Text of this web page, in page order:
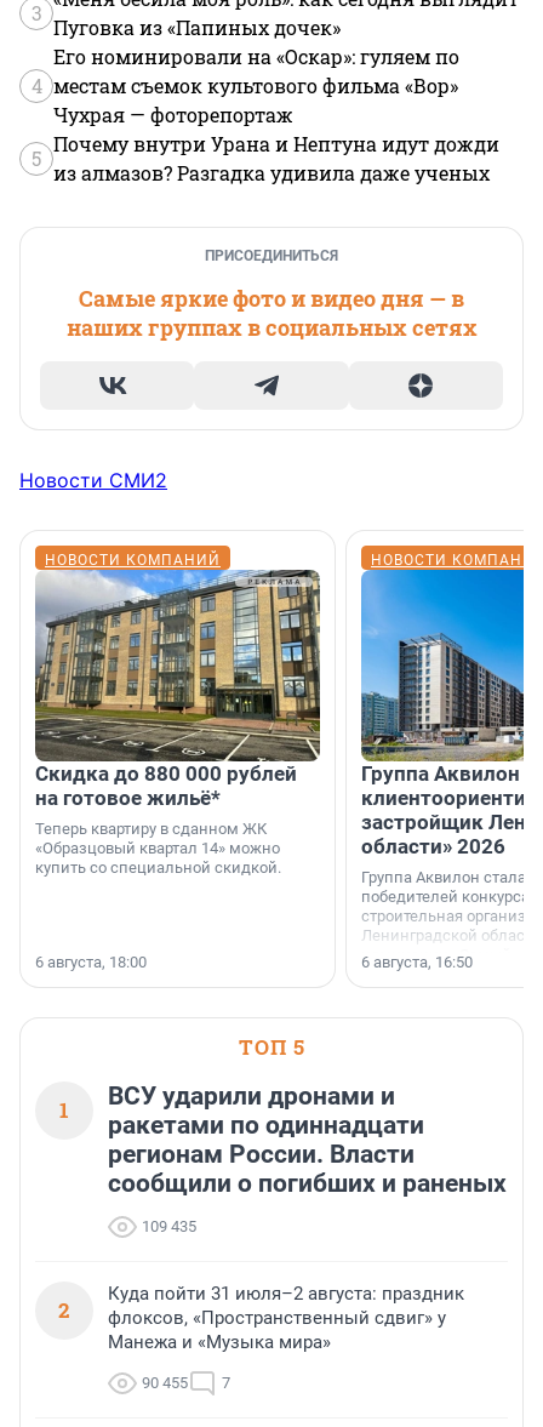
3
Пуговка из «Папиных дочек»
4
Его номинировали на «Оскар»: гуляем по
местам съемок культового фильма «Вор»
Чухрая — фоторепортаж
5
Почему внутри Урана и Нептуна идут дожди
из алмазов? Разгадка удивила даже ученых
ПРИСОЕДИНИТЬСЯ
Самые яркие фото и видео дня — в
наших группах в социальных сетях
Новости СМИ2
НОВОСТИ КОМПАНИЙ
Скидка до 880 000 рублей
на готовое жильё*
Теперь квартиру в сданном ЖК
«Образцовый квартал 14» можно
купить со специальной скидкой.
6 августа, 18:00
НОВОСТИ
Группа Аквилон
застройщик
области» 2026
Группа Аквилон стала
победителей конкурса
строительная
Ленинградской области
номинации «Самый
застройщик
области».
6 августа, 16:50
ТОП 5
1
ВСУ ударили дронами и
ракетами по одиннадцати
регионам России. Власти
сообщили о погибших и раненых
109 435
2
Куда пойти 31 июля–2 августа: праздник
флоксов, «Пространственный сдвиг» у
Манежа и «Музыка мира»
90 455 7